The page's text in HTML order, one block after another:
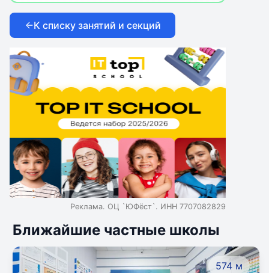
К списку занятий и секций
Реклама. ОЦ `ЮФёст`. ИНН 7707082829
Ближайшие частные школы
574 м